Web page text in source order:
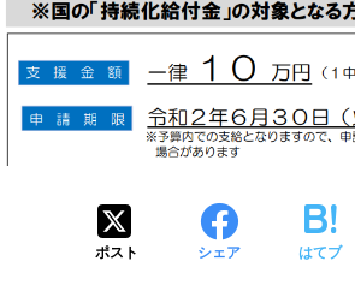
ポスト シェア はてブ